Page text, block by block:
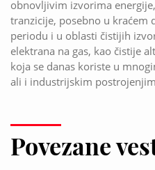
obnovljivim izvorima
tranzicije, posebno u kraćem
periodu i u oblasti čistijih
elektrana na gas, kao čistije
koja se danas koriste u
ali i industrijskim
Povezane